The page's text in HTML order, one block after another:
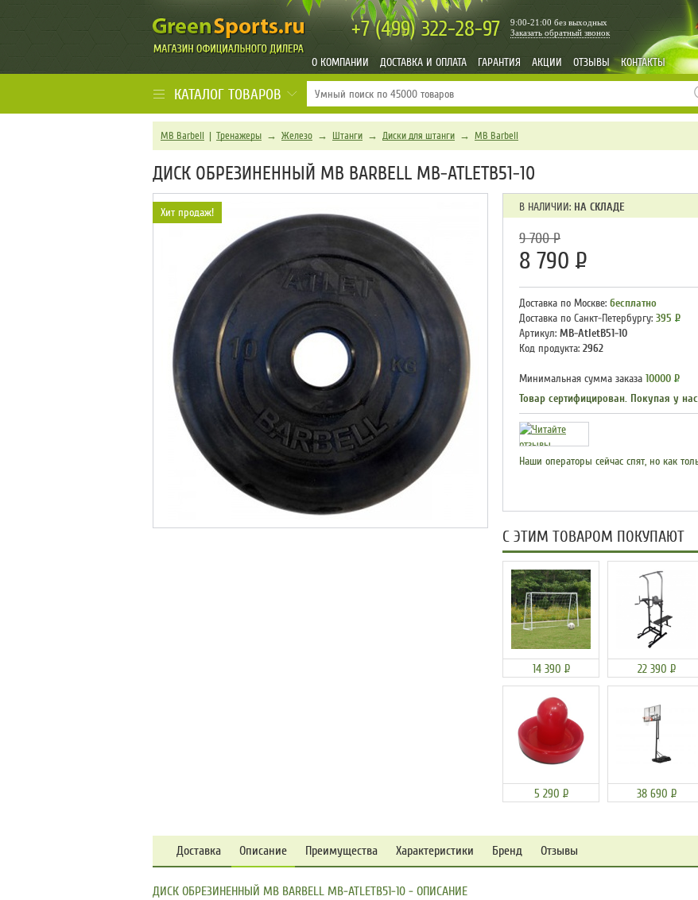
+7 (499)322-28-97 Заказать обратный звонок
9:00-21:00 без выходных
О КОМПАНИИ ДОСТАВКА И ОПЛАТА ГАРАНТИЯ АКЦИИ ОТЗЫВЫ КОНТАКТЫ
КАТАЛОГ ТОВАРОВ
MB Barbell | Тренажеры → Железо → Штанги → Диски для штанги → MB Barbell
ДИСК ОБРЕЗИНЕННЫЙ MB BARBELL MB-ATLETB51-10
Хит продаж! В НАЛИЧИИ: НА СКЛАДЕ
9 700Р
8 790 Р
Доставка по Москве: бесплатно
Доставка по Санкт-Петербургу: 395 Р
Артикул: MB-AtletB51-10
Код продукта: 2962
Минимальная сумма заказа 10000 Р
Товар сертифицирован. Покупая у
Наши операторы сейчас спят, но как
С ЭТИМ ТОВАРОМ ПОКУПАЮТ
14 390 Р 22 390 Р
5 290 Р 38 690 Р
Доставка Описание Преимущества Характеристики Бренд Отзывы
ДИСК ОБРЕЗИНЕННЫЙ MB BARBELL MB-ATLETB51-10 - ОПИСАНИЕ